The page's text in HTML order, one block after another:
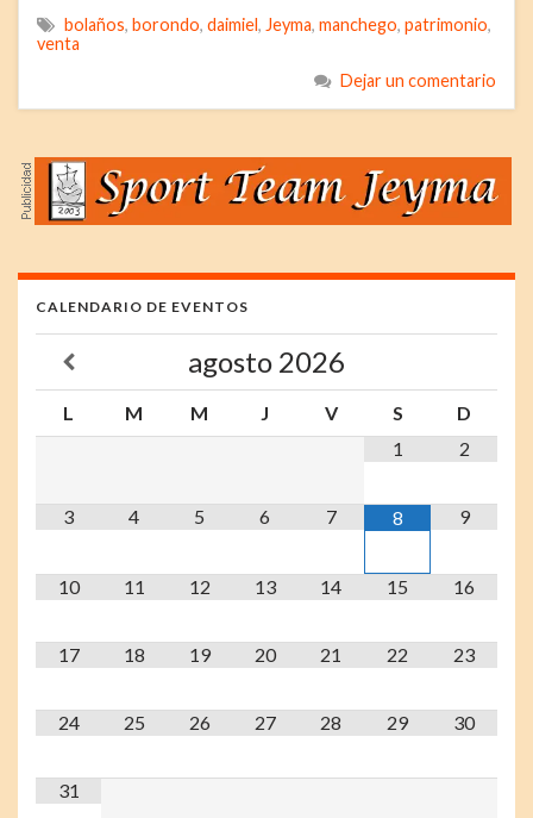
bolaños, borondo, daimiel, Jeyma, manchego, patrimonio,
venta
Dejar un comentario
CALENDARIO DE EVENTOS
agosto 2026
L M M J V S
D
1
2
3 4 5 6 7 8 9
10 11 12 13 14 15 16
17 18 19 20 21 22 23
24 25 26 27 28 29 30
31